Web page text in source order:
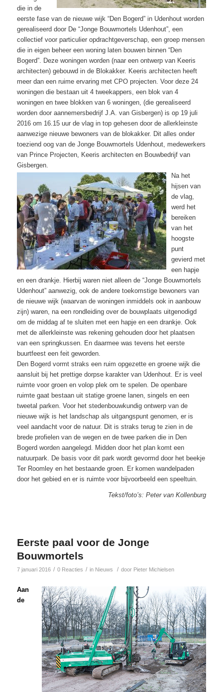
die in de
eerste fase van de nieuwe wijk “Den Bogerd” in Udenhout worden
gerealiseerd door De “Jonge Bouwmortels Udenhout”, een
collectief voor particulier opdrachtgeverschap, een groep mensen
die in eigen beheer een woning laten bouwen binnen “Den
Bogerd”. Deze woningen worden (naar een ontwerp van Keeris
architecten) gebouwd in de Blokakker. Keeris architecten heeft
meer dan een ruime ervaring met CPO projecten. Voor deze 24
woningen die bestaan uit 4 tweekappers, een blok van 4
woningen en twee blokken van 6 woningen, (die gerealiseerd
worden door aannemersbedrijf J.A. van Gisbergen) is op 19 juli
2016 om 16.15 uur de vlag in top gehesen door de allerkleinste
aanwezige nieuwe bewoners van de blokakker. Dit alles onder
toeziend oog van de Jonge Bouwmortels Udenhout, medewerkers
van Prince Projecten, Keeris architecten en Bouwbedrijf van
Gisbergen.
Na het
hijsen van
de vlag,
werd het
bereiken
van het
hoogste
punt
gevierd met
een hapje
en een drankje. Hierbij waren niet alleen de “Jonge Bouwmortels
Udenhout” aanwezig, ook de andere toekomstige bewoners van
de nieuwe wijk (waarvan de woningen inmiddels ook in aanbouw
zijn) waren, na een rondleiding over de bouwplaats uitgenodigd
om de middag af te sluiten met een hapje en een drankje. Ook
met de allerkleinste was rekening gehouden door het plaatsen
van een springkussen. En daarmee was tevens het eerste
buurtfeest een feit geworden.
Den Bogerd vormt straks een ruim opgezette en groene wijk die
aansluit bij het prettige dorpse karakter van Udenhout. Er is veel
ruimte voor groen en volop plek om te spelen. De openbare
ruimte gaat bestaan uit statige groene lanen, singels en een
tweetal parken. Voor het stedenbouwkundig ontwerp van de
nieuwe wijk is het landschap als uitgangspunt genomen, er is
veel aandacht voor de natuur. Dit is straks terug te zien in de
brede profielen van de wegen en de twee parken die in Den
Bogerd worden aangelegd. Midden door het plan komt een
natuurpark. De basis voor dit park wordt gevormd door het beekje
Ter Roomley en het bestaande groen. Er komen wandelpaden
door het gebied en er is ruimte voor bijvoorbeeld een speeltuin.
Tekst/foto’s: Peter van Kollenburg
Eerste paal voor de Jonge
Bouwmortels
7 januari 2016 / 0 Reacties / in Nieuws / door Pieter Michielsen
Aan
de